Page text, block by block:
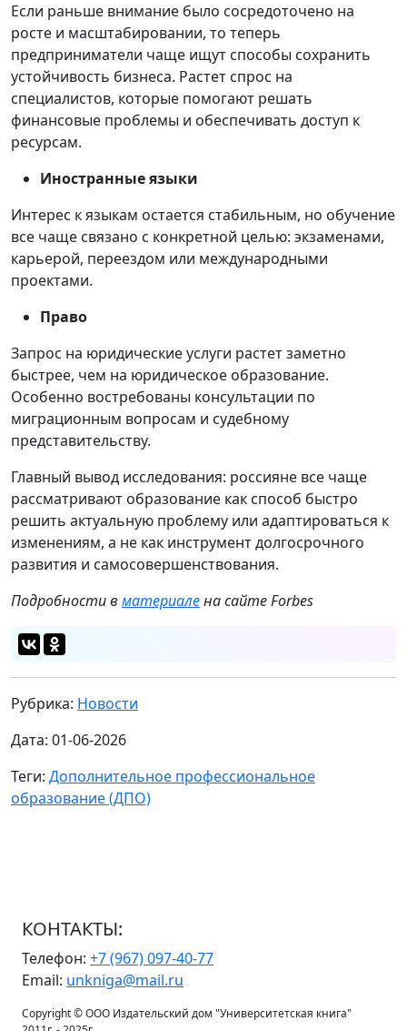
Если раньше внимание было сосредоточено на
росте и масштабировании, то теперь
предприниматели чаще ищут способы сохранить
устойчивость бизнеса. Растет спрос на
специалистов, которые помогают решать
финансовые проблемы и обеспечивать доступ к
ресурсам.
Иностранные языки
Интерес к языкам остается стабильным, но обучение
все чаще связано с конкретной целью: экзаменами,
карьерой, переездом или международными
проектами.
Право
Запрос на юридические услуги растет заметно
быстрее, чем на юридическое образование.
Особенно востребованы консультации по
миграционным вопросам и судебному
представительству.
Главный вывод исследования: россияне все чаще
рассматривают образование как способ быстро
решить актуальную проблему или адаптироваться к
изменениям, а не как инструмент долгосрочного
развития и самосовершенствования.
Подробности вматериалена сайте Forbes
Рубрика: Новости
Дата: 01-06-2026
Теги: Дополнительное профессиональное
образование (ДПО)
КОНТАКТЫ:
Телефон: +7 (967) 097-40-77
Email: unkniga@mail.ru
Copyright © ООО Издательский дом "Университетская книга"